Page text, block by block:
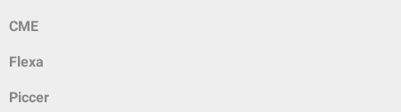
CME
Flexa
Piccer